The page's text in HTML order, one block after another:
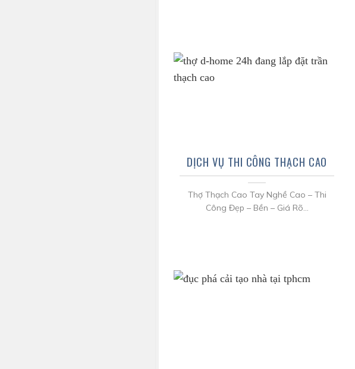
DỊCH VỤ THI CÔNG THẠCH CAO
Thợ Thạch Cao Tay Nghề Cao – Thi
Công Đẹp – Bền – Giá Rõ...